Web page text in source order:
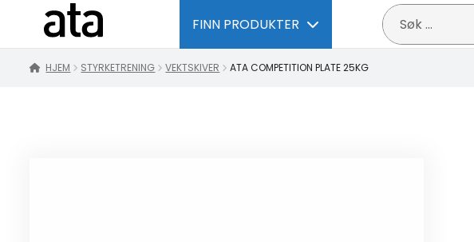
FINN PRODUKTER
Søk
etter:
HJEM STYRKETRENING VEKTSKIVER ATA COMPETITION PLATE 25KG